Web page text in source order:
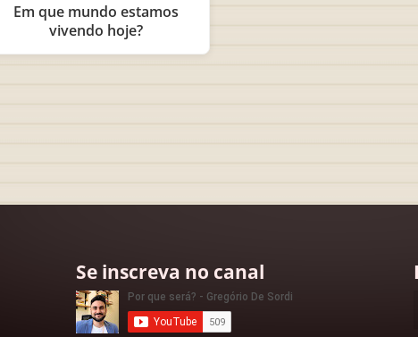
Em que mundo estamos
vivendo hoje?
Se inscreva no canal